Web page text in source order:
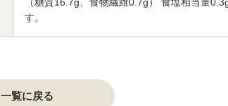
す。
一覧に戻る